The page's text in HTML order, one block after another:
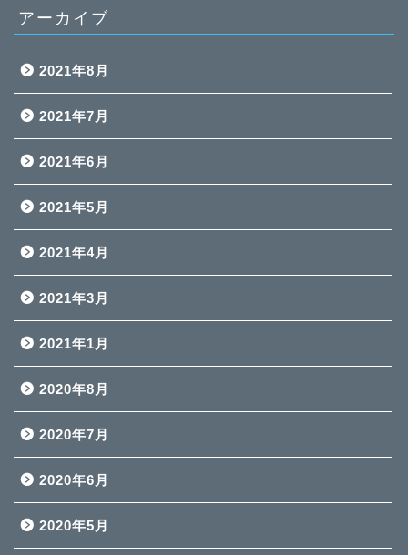
アーカイブ
2021年8月
2021年7月
2021年6月
2021年5月
2021年4月
2021年3月
2021年1月
2020年8月
2020年7月
2020年6月
2020年5月